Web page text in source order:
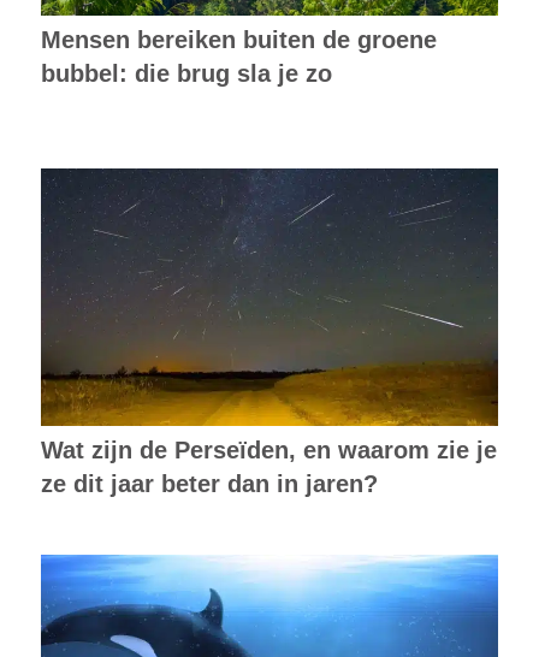
Mensen bereiken buiten de groene
bubbel: die brug sla je zo
Wat zijn de Perseïden, en waarom zie je
ze dit jaar beter dan in jaren?